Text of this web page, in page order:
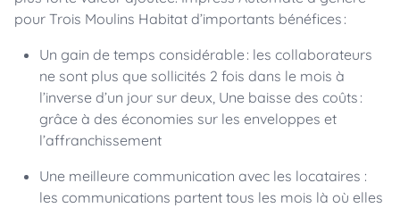
pour Trois Moulins Habitat d’importants bénéfices :
Un gain de temps considérable : les collaborateurs
ne sont plus que sollicités 2 fois dans le mois à
l’inverse d’un jour sur deux, Une baisse des coûts :
grâce à des économies sur les enveloppes et
l’affranchissement
Une meilleure communication avec les locataires :
les communications partent tous les mois là où elles